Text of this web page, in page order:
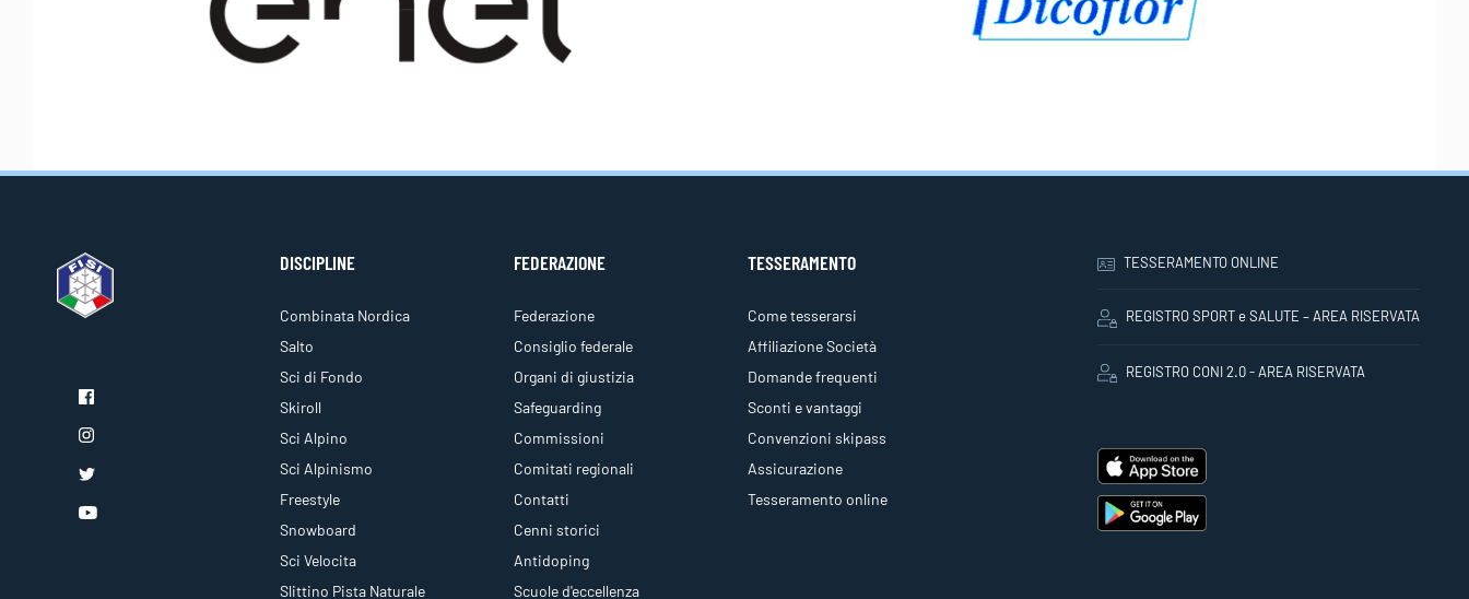
DISCIPLINE
Combinata Nordica
Salto
Sci di Fondo
Skiroll
Sci Alpino
Sci Alpinismo
Freestyle
Snowboard
Sci Velocita
Slittino Pista Naturale
FEDERAZIONE
Federazione
Consiglio federale
Organi di giustizia
Safeguarding
Commissioni
Comitati regionali
Contatti
Cenni storici
Antidoping
Scuole d'eccellenza
TESSERAMENTO
Come tesserarsi
Affiliazione Società
Domande frequenti
Sconti e vantaggi
Convenzioni skipass
Assicurazione
Tesseramento online
TESSERAMENTO ONLINE
REGISTRO SPORT e SALUTE – AREA RISERVATA
REGISTRO CONI 2.0 - AREA RISERVATA